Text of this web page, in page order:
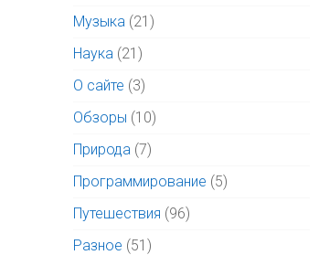
Музыка (21)
Наука (21)
О сайте (3)
Обзоры (10)
Природа (7)
Программирование (5)
Путешествия (96)
Разное (51)